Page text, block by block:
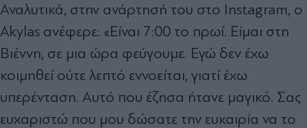
Αναλυτικά, στην ανάρτησή του στο Instagram, ο
Akylas ανέφερε: «Είναι 7:00 το πρωί. Είμαι στη
Βιέννη, σε μια ώρα φεύγουμε. Εγώ δεν έχω
κοιμηθεί ούτε λεπτό εννοείται, γιατί έχω
υπερένταση. Αυτό που έζησα ήτανε μαγικό. Σας
ευχαριστώ που μου δώσατε την ευκαιρία να το